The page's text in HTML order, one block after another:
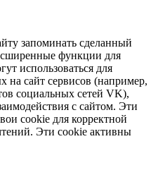
запоминать сделанный
функции для
использоваться для
на сайт сервисов (например,
социальных сетей VK),
с сайтом. Эти
cookie для корректной
Эти cookie активны